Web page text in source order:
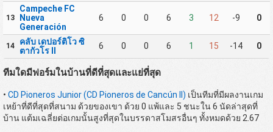
13
Campeche FC
Nueva
Generación
6 0 0 6 3 12 -9 0
14
คลับ เดปอร์ติโว ซิ
ตากัวโร II
6 0 0 6 1 15 -14 0
ทีมใดมีฟอร์มในบ้านที่ดีที่สุดและแย่ที่สุด
• CD Pioneros Junior (CD Pioneros de Cancún II) เป็นทีมที่มีผลงานเกม
เหย้าที่ดีที่สุดที่สนาม ด้วยของเขา ด้วย 0 แพ้และ 5 ชนะใน 6 นัดล่าสุดที่
บ้าน แต้มเฉลี่ยต่อเกมนั้นสูงที่สุดในบรรดาสโมสรอื่นๆ ทั้งหมดด้วย 2.67